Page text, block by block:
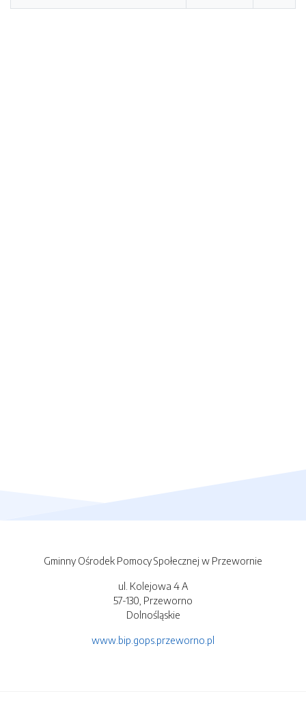
Gminny Ośrodek Pomocy Społecznej w Przewornie
ul. Kolejowa 4 A
57-130, Przeworno
Dolnośląskie
www.bip.gops.przeworno.pl